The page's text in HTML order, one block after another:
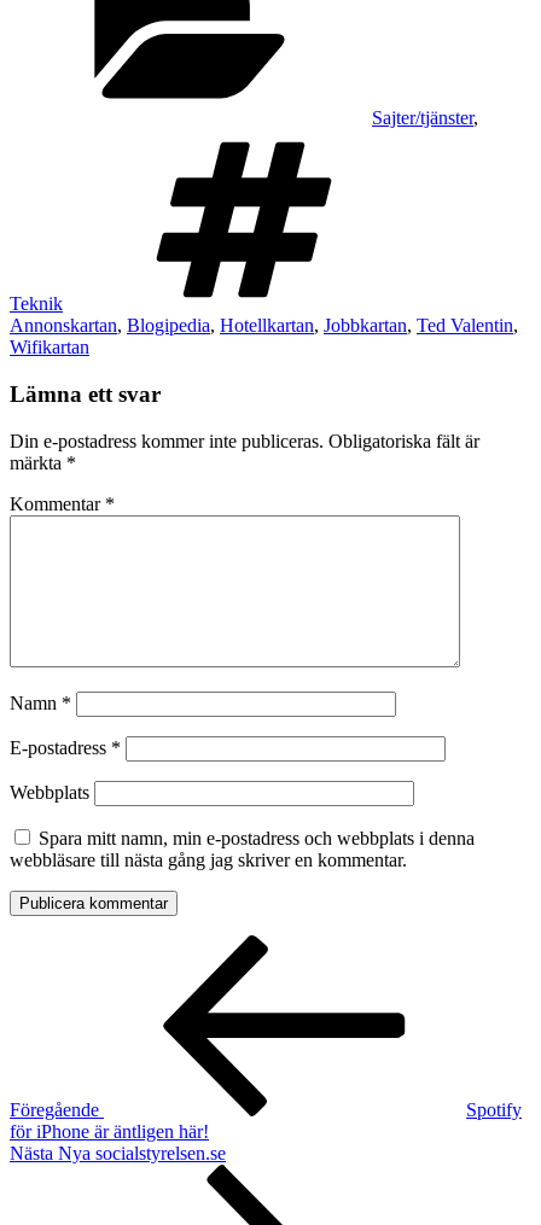
Sajter/tjänster,
Teknik
Annonskartan, Blogipedia, Hotellkartan, Jobbkartan, Ted Valentin,
Wifikartan
Lämna ett svar
Din e-postadress kommer inte publiceras. Obligatoriska fält är
märkta *
Kommentar *
Namn *
E-postadress *
Webbplats
Spara mitt namn, min e-postadress och webbplats i denna
webbläsare till nästa gång jag skriver en kommentar.
Inläggsnavigering
Föregående
Spotify
för iPhone är äntligen här!
Nästa
Nästa Nya socialstyrelsen.se